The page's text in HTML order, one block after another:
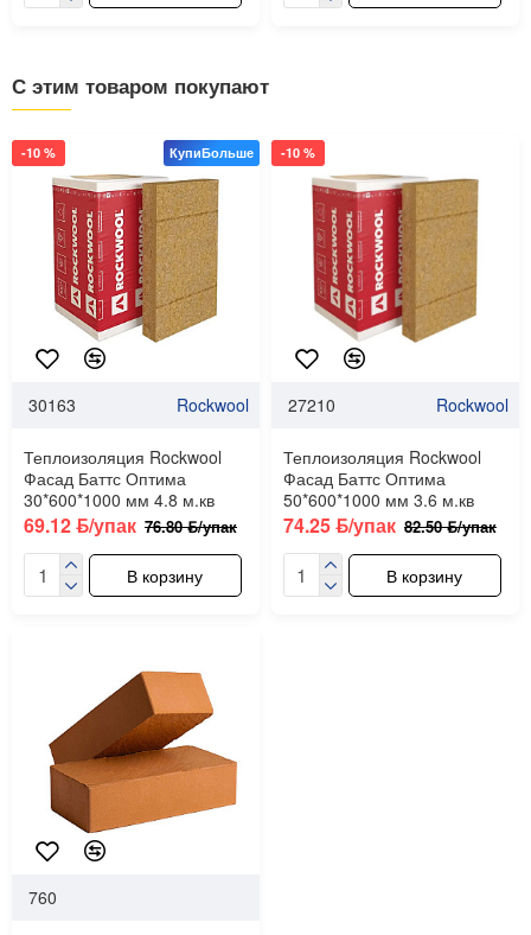
С этим товаром покупают
КупиБольше
-10 %
30163 Rockwool
Теплоизоляция Rockwool
Фасад Баттс Оптима
30*600*1000 мм 4.8 м.кв
69.12 ƃ/упак 76.80 ƃ/упак
В корзину
-10 %
27210 Rockwool
Теплоизоляция Rockwool
Фасад Баттс Оптима
50*600*1000 мм 3.6 м.кв
74.25 ƃ/упак 82.50 ƃ/упак
В корзину
760